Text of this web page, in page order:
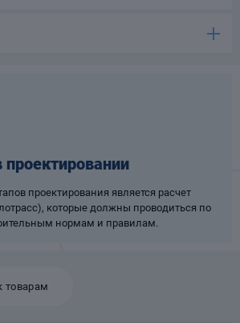
проектировании
проектирования является расчет
которые должны проводиться по
нормам и правилам.
товарам